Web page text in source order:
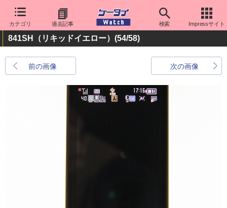
カテゴリ 過去記事 検索 Impressサイト
841SH（リキッドイエロー） (54/58)
前の画像 次の画像